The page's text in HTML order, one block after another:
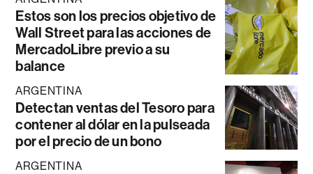
Estos son los precios objetivo de
Wall Street para las acciones de
MercadoLibre previo a su
balance
ARGENTINA
Detectan ventas del Tesoro para
contener al dólar en la pulseada
por el precio de un bono
ARGENTINA